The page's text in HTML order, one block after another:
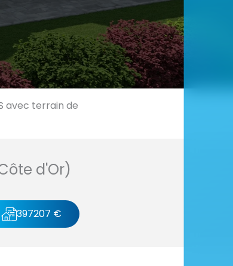
avec terrain de
d'Or)
397207 €